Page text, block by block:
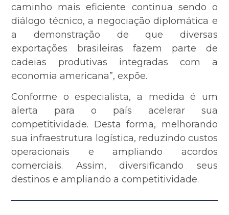
caminho mais eficiente continua sendo o
diálogo técnico, a negociação diplomática e
a demonstração de que diversas
exportações brasileiras fazem parte de
cadeias produtivas integradas com a
economia americana”, expõe.
Conforme o especialista, a medida é um
alerta para o país acelerar sua
competitividade. Desta forma, melhorando
sua infraestrutura logística, reduzindo custos
operacionais e ampliando acordos
comerciais. Assim, diversificando seus
destinos e ampliando a competitividade.